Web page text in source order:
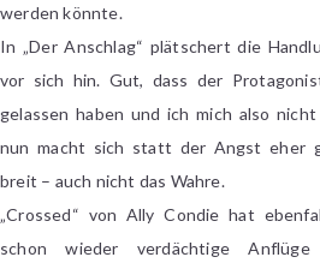
werden könnte.
In „Der Anschlag“ plätschert die
vor sich hin. Gut, dass der
gelassen haben und ich mich also
nun macht sich statt der Angst eher
breit – auch nicht das Wahre.
„Crossed“ von Ally Condie hat
schon wieder verdächtige Anflüge